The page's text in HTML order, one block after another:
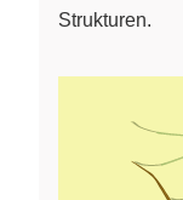
Strukturen.